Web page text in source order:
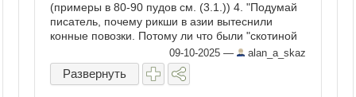
(примеры в 80-90 пудов см. (3.1.)) 4. "Подумай
писатель, почему рикши в азии вытеснили
конные повозки. Потому ли что были "скотиной
ещё более дешёвой, чем ...09-10-2025 — alan_a_skaz
Развернуть